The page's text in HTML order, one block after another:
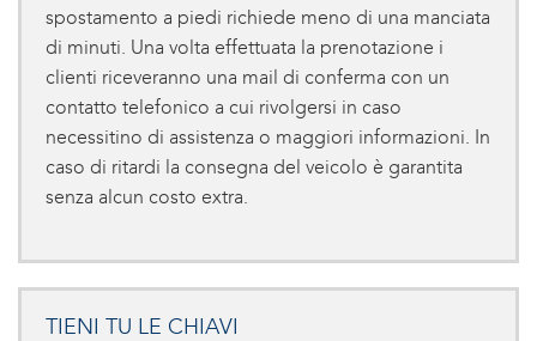
spostamento a piedi richiede meno di una manciata
di minuti. Una volta effettuata la prenotazione i
clienti riceveranno una mail di conferma con un
contatto telefonico a cui rivolgersi in caso
necessitino di assistenza o maggiori informazioni. In
caso di ritardi la consegna del veicolo è garantita
senza alcun costo extra.
TIENI TU LE CHIAVI